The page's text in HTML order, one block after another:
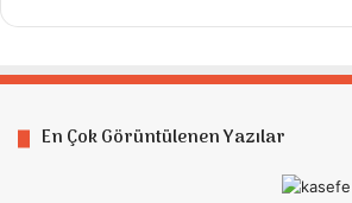
En Çok Görüntülenen Yazılar